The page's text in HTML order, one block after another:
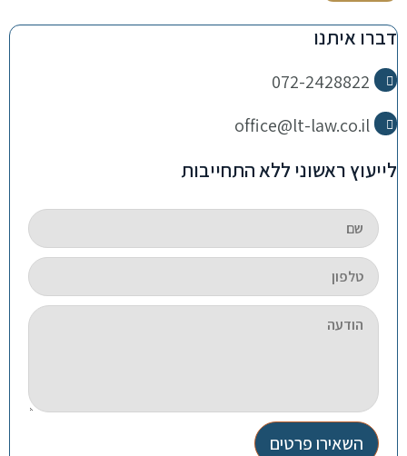
דברו איתנו
072-2428822
office@lt-law.co.il
לייעוץ ראשוני ללא התחייבות
השאירו פרטים